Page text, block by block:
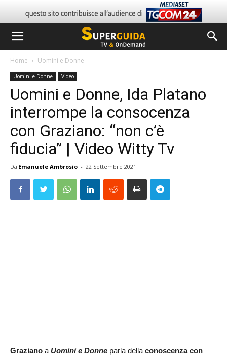
Home Uomini e Donne
Uomini e Donne Video
Uomini e Donne, Ida Platano
interrompe la consocenza
con Graziano: “non c’è
fiducia” | Video Witty Tv
Da Emanuele Ambrosio - 22 Settembre 2021
Graziano aUomini e Donne parla dellaconoscenza con